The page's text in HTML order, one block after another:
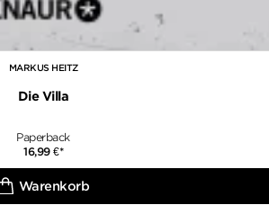
MARKUS HEITZ
Die Villa
Paperback
16,99€*